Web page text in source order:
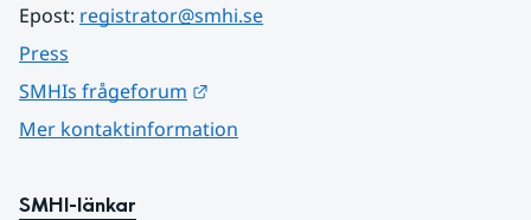
Epost: registrator@smhi.se
Press
SMHIs frågeforum
Mer kontaktinformation
SMHI-länkar